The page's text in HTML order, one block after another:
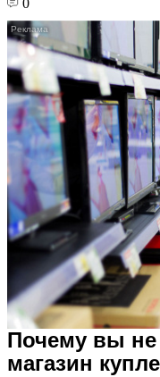
Почему вы не
магазин